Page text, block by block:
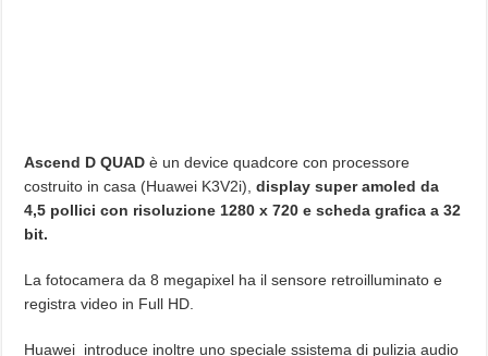
Ascend D QUAD è un device quadcore con processore
costruito in casa (Huawei K3V2i), display super amoled da
4,5 pollici con risoluzione 1280 x 720 e scheda grafica a 32
bit.
La fotocamera da 8 megapixel ha il sensore retroilluminato e
registra video in Full HD.
Huawei introduce inoltre uno speciale ssistema di pulizia audio